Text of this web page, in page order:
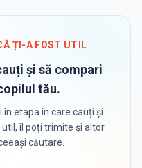
ȚI-A FOST UTIL
și să compari
tău.
în etapa în care cauți și
îl poți trimite și altor
căutare.